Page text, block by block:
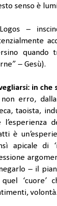
senso è
–
quando
– Gesù).
in che
non erro,
taoista,
l’esperienza
è
apicale di
– il
‘cuore’